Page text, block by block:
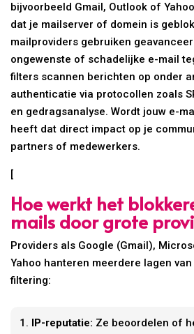
bijvoorbeeld Gmail, Outlook of
dat je mailserver of domein is
mailproviders gebruiken
ongewenste of schadelijke e-mail
filters scannen berichten op onder
authenticatie via protocollen zoals
en gedragsanalyse. Wordt jouw e-
heeft dat direct impact op je
partners of medewerkers.
[
Hoe werkt het
mails door grote
Providers als Google (Gmail),
Yahoo hanteren meerdere lagen
filtering:
IP-reputatie: Ze beoordelen of